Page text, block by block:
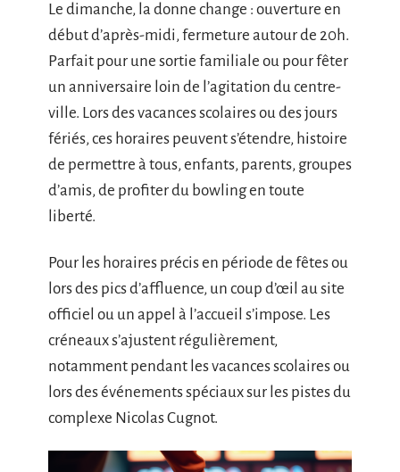
Le dimanche, la donne change : ouverture en
début d’après-midi, fermeture autour de 20h.
Parfait pour une sortie familiale ou pour fêter
un anniversaire loin de l’agitation du centre-
ville. Lors des vacances scolaires ou des jours
fériés, ces horaires peuvent s’étendre, histoire
de permettre à tous, enfants, parents, groupes
d’amis, de profiter du bowling en toute
liberté.
Pour les horaires précis en période de fêtes ou
lors des pics d’affluence, un coup d’œil au site
officiel ou un appel à l’accueil s’impose. Les
créneaux s’ajustent régulièrement,
notamment pendant les vacances scolaires ou
lors des événements spéciaux sur les pistes du
complexe Nicolas Cugnot.